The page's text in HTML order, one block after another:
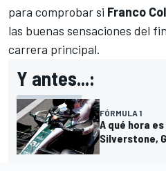
para comprobar si Franco
las buenas sensaciones del
carrera principal.
Y antes...:
FÓRMULA 1
A qué hora
Silverstone,